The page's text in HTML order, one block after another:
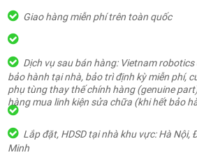
Lắp đặt, HDSD tại nhà khu vực: Hà Nội,
Minh
Dịch vụ sau bán hàng: Vietnam
bảo hành tại nhà, bảo trì định kỳ miễn phí,
phụ tùng thay thế chính hàng (genuine
hàng mua linh kiện sửa chữa (khi hết bảo
Giao hàng miễn phí trên toàn quốc